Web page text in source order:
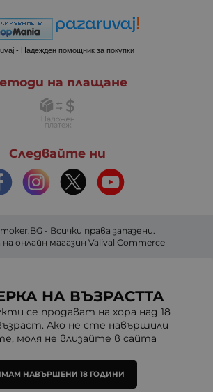
- Надежден помощник за покупки
на плащане
Следвайте ни
- Всички права запазени.
онлайн магазин Valival Commerce
НА ВЪЗРАСТТА
се продават на хора над 18
Ако не сте навършили
моля не влизайте в сайта
НАВЪРШЕНИ 18 ГОДИНИ